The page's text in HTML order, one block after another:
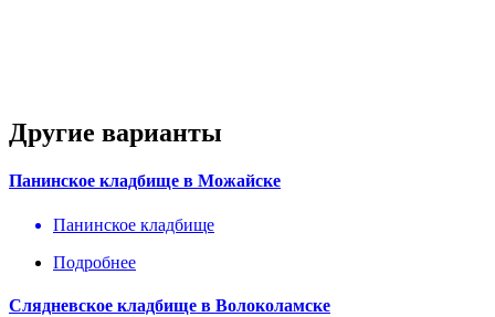
Другие варианты
Панинское кладбище в Можайске
Панинское кладбище
Подробнее
Слядневское кладбище в Волоколамске